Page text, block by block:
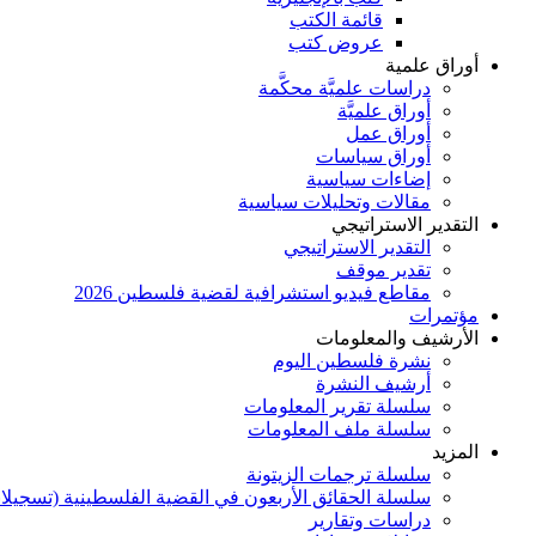
قائمة الكتب
عروض كتب
أوراق علمية
دراسات علميَّة محكَّمة
أوراق علميَّة
أوراق عمل
أوراق سياسات
إضاءات سياسية
مقالات وتحليلات سياسية
التقدير الاستراتيجي
التقدير الاستراتيجي
تقدير موقف
مقاطع فيديو استشرافية لقضية فلسطين 2026
مؤتمرات
الأرشيف والمعلومات
نشرة فلسطين اليوم
أرشيف النشرة
سلسلة تقرير المعلومات
سلسلة ملف المعلومات
المزيد
سلسلة ترجمات الزيتونة
سلسلة الحقائق الأربعون في القضية الفلسطينية
دراسات وتقارير